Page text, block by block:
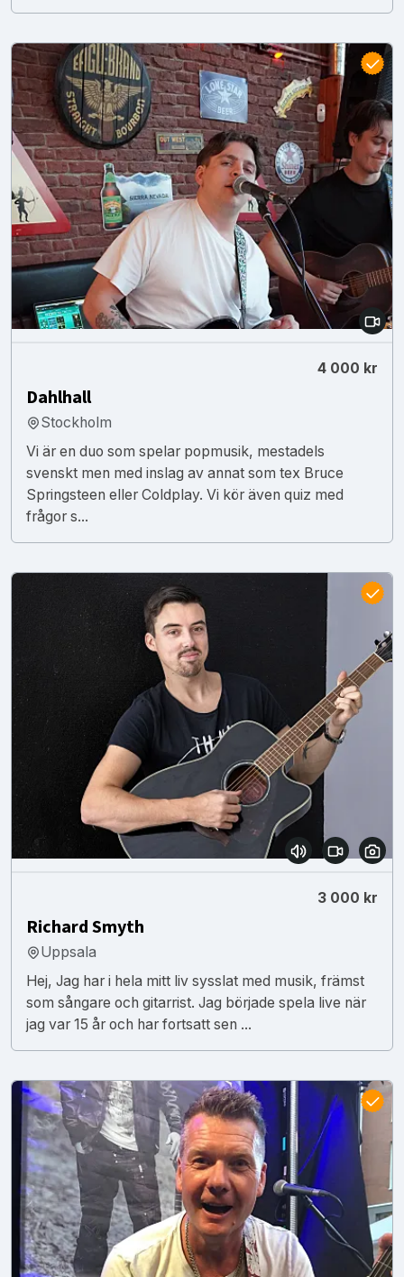
4 000 kr
Dahlhall
Stockholm
Vi är en duo som spelar popmusik, mestadels
svenskt men med inslag av annat som tex Bruce
Springsteen eller Coldplay. Vi kör även quiz med
frågor s...
3 000 kr
Richard Smyth
Uppsala
Hej, Jag har i hela mitt liv sysslat med musik, främst
som sångare och gitarrist. Jag började spela live när
jag var 15 år och har fortsatt sen ...